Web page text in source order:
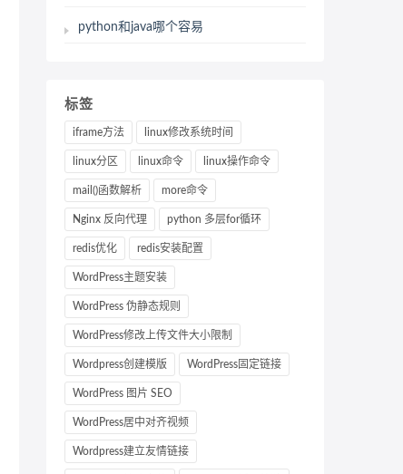
python和java哪个容易
标签
iframe方法 linux修改系统时间
linux分区 linux命令 linux操作命令
mail()函数解析 more命令
Nginx 反向代理 python 多层for循环
redis优化 redis安装配置
WordPress主题安装
WordPress 伪静态规则
WordPress修改上传文件大小限制
Wordpress创建模版 WordPress固定链接
WordPress 图片 SEO
WordPress居中对齐视频
Wordpress建立友情链接